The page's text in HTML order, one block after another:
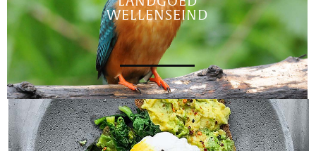
WELLENSEIND